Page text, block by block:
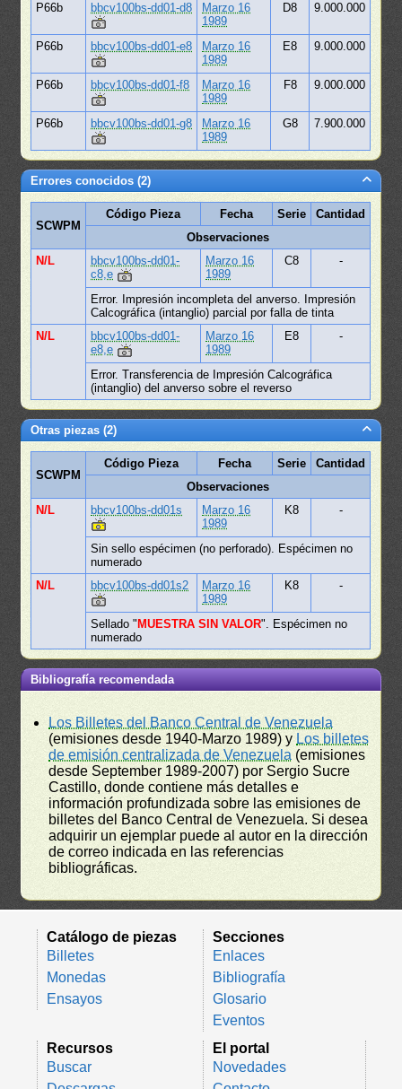
P66b bbcv100bs-dd01-d8
Marzo 16
1989
D8 9.000.000
P66b bbcv100bs-dd01-e8
Marzo 16
1989
E8 9.000.000
P66b bbcv100bs-dd01-f8
Marzo 16
1989
F8 9.000.000
P66b bbcv100bs-dd01-g8
Marzo 16
1989
G8 7.900.000
Errores conocidos (2)
SCWPM
Código Pieza Fecha Serie
Cantidad
Observaciones
N/L
bbcv100bs-dd01-
c8,e
Marzo 16
1989
C8 -
Error. Impresión incompleta del anverso. Impresión
Calcográfica (intanglio) parcial por falla de tinta
N/L
bbcv100bs-dd01-
e8,e
Marzo 16
1989
E8 -
Error. Transferencia de Impresión Calcográfica
(intanglio) del anverso sobre el reverso
Otras piezas (2)
SCWPM
Código Pieza Fecha Serie
Cantidad
Observaciones
N/L
bbcv100bs-dd01s
Marzo 16
1989
K8 -
Sin sello espécimen (no perforado). Espécimen no
numerado
N/L
bbcv100bs-dd01s2
Marzo 16
1989
K8 -
Sellado " MUESTRA SIN VALOR". Espécimen no
numerado
Bibliografía recomendada
Los Billetes del Banco Central de Venezuela
(emisiones desde 1940-Marzo 1989) y Los billetes
de emisión centralizada de Venezuela (emisiones
desde September 1989-2007) por Sergio Sucre
Castillo, donde contiene más detalles e
información profundizada sobre las emisiones de
billetes del Banco Central de Venezuela. Si desea
adquirir un ejemplar puede al autor en la dirección
de correo indicada en las referencias
bibliográficas.
Catálogo de piezas
Billetes
Monedas
Ensayos
Secciones
Enlaces
Bibliografía
Glosario
Eventos
Recursos
Buscar
El portal
Novedades